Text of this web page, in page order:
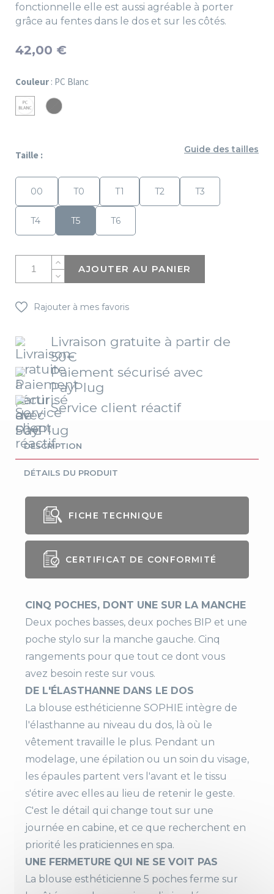
fonctionnelle elle est aussi agréable à porter
grâce au fentes dans le dos et sur les côtés.
42,00 €
Couleur : PC Blanc
PC
PC
Taille :
Guide des tailles
00 T0 T1 T2 T3
T4 T5 T6
AJOUTER AU PANIER
Rajouter à mes favoris
Livraison gratuite à partir de
50€
Paiement sécurisé avec
PayPlug
Service client réactif
DESCRIPTION
DÉTAILS DU PRODUIT
FICHE TECHNIQUE
CERTIFICAT DE CONFORMITÉ
CINQ POCHES, DONT UNE SUR LA MANCHE
Deux poches basses, deux poches BIP et une
poche stylo sur la manche gauche. Cinq
rangements pour que tout ce dont vous
avez besoin reste sur vous.
DE L'ÉLASTHANNE DANS LE DOS
La blouse esthéticienne SOPHIE intègre de
l'élasthanne au niveau du dos, là où le
vêtement travaille le plus. Pendant un
modelage, une épilation ou un soin du visage,
les épaules partent vers l'avant et le tissu
s'étire avec elles au lieu de retenir le geste.
C'est le détail qui change tout sur une
journée en cabine, et ce que recherchent en
priorité les praticiennes en spa.
UNE FERMETURE QUI NE SE VOIT PAS
La blouse esthéticienne 5 poches ferme sur
Genre Femme
Coupe
Compositio
N
65% polyester, 35% cot
on
Manches Courtes
Couleur
Blanc
Noir
Poches
1 poche stylo manche g
auche
2 poches BIP
2 poches basses
Aisance
Fentes côtés